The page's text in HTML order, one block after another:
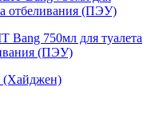
750мл для туалета
(ПЭУ)
(Хайджен)